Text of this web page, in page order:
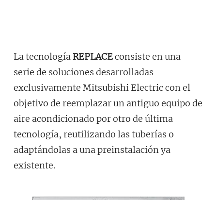
La tecnología REPLACEconsiste en una
serie de soluciones desarrolladas
exclusivamente Mitsubishi Electric con el
objetivo de reemplazar un antiguo equipo de
aire acondicionado por otro de última
tecnología, reutilizando las tuberías o
adaptándolas a una preinstalación ya
existente.